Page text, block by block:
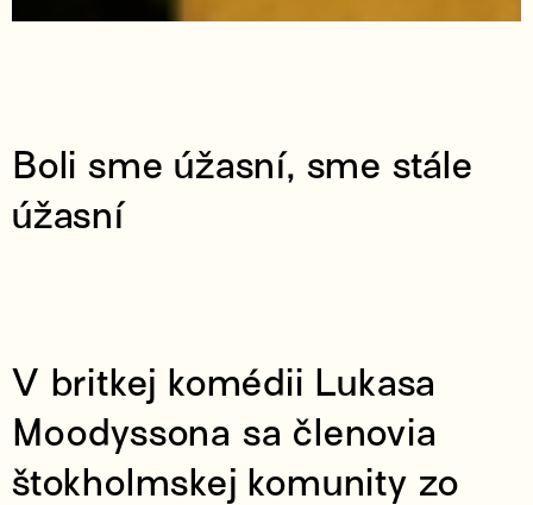
Boli sme úžasní, sme stále
úžasní
V britkej komédii Lukasa
Moodyssona sa členovia
štokholmskej komunity zo